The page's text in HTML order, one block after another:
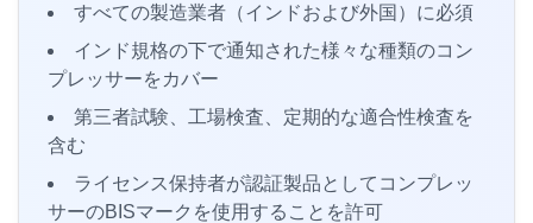
すべての製造業者（インドおよび外国）に必須
インド規格の下で通知された様々な種類のコン
プレッサーをカバー
第三者試験、工場検査、定期的な適合性検査を
含む
ライセンス保持者が認証製品としてコンプレッ
サーのBISマークを使用することを許可